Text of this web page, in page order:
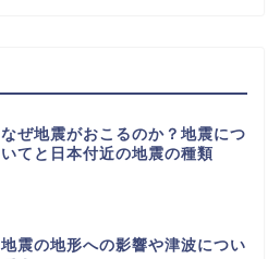
なぜ地震がおこるのか？地震につ
いてと日本付近の地震の種類
地震の地形への影響や津波につい